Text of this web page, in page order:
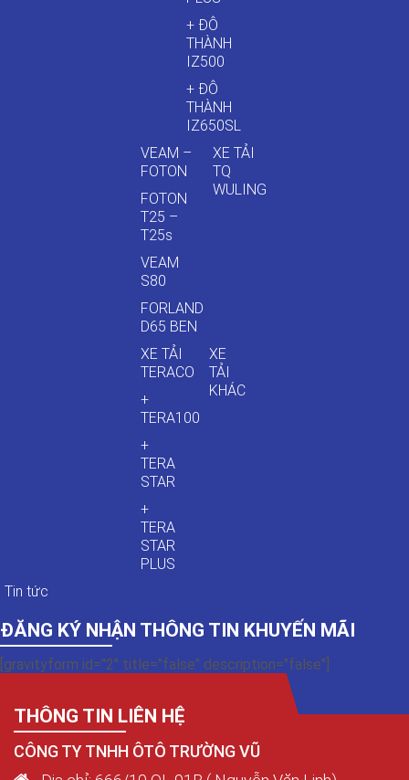
+ ĐÔ
THÀNH
IZ500
+ ĐÔ
THÀNH
IZ650SL
VEAM –
FOTON
FOTON
T25 –
T25s
VEAM
S80
FORLAND
D65 BEN
XE TẢI
TQ
WULING
XE TẢI
TERACO
+
TERA100
+
TERA
STAR
+
TERA
STAR
PLUS
XE
TẢI
KHÁC
Tin tức
ĐĂNG KÝ NHẬN THÔNG TIN KHUYẾN MÃI
[gravityform id="2" title="false" description="false"]
THÔNG TIN LIÊN HỆ
CÔNG TY TNHH ÔTÔ TRƯỜNG VŨ